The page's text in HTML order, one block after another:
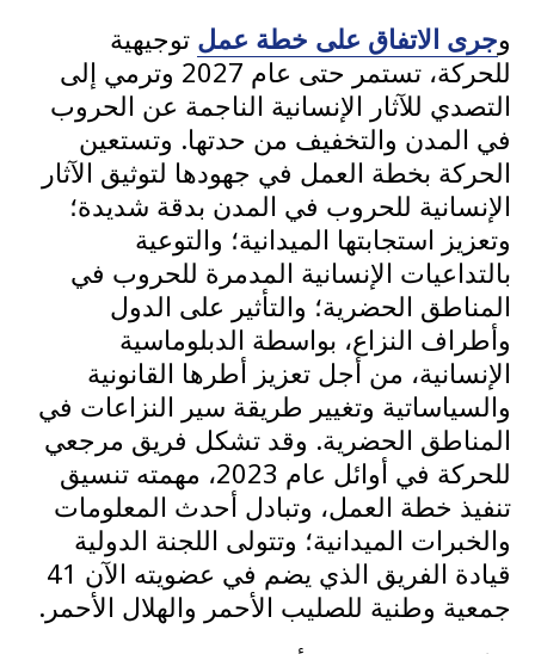
وجرى الاتفاق على خطة عمل توجيهية
للحركة، تستمر حتى عام 2027 وترمي إلى
التصدي للآثار الإنسانية الناجمة عن الحروب
في المدن والتخفيف من حدتها. وتستعين
الحركة بخطة العمل في جهودها لتوثيق الآثار
الإنسانية للحروب في المدن بدقة شديدة؛
وتعزيز استجابتها الميدانية؛ والتوعية
بالتداعيات الإنسانية المدمرة للحروب في
المناطق الحضرية؛ والتأثير على الدول
وأطراف النزاع، بواسطة الدبلوماسية
الإنسانية، من أجل تعزيز أطرها القانونية
والسياساتية وتغيير طريقة سير النزاعات في
المناطق الحضرية. وقد تشكل فريق مرجعي
للحركة في أوائل عام 2023، مهمته تنسيق
تنفيذ خطة العمل، وتبادل أحدث المعلومات
والخبرات الميدانية؛ وتتولى اللجنة الدولية
قيادة الفريق الذي يضم في عضويته الآن 41
جمعية وطنية للصليب الأحمر والهلال الأحمر.